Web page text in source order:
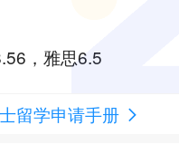
，雅思6.5
留学申请手册